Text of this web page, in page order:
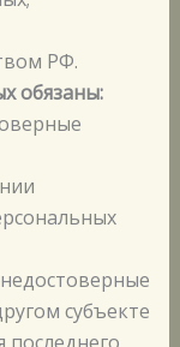
РФ.
обязаны:
субъекте